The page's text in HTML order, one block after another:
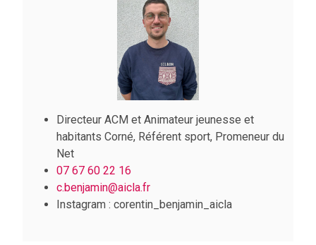
Directeur ACM et Animateur jeunesse et
habitants Corné, Référent sport, Promeneur du
Net
07 67 60 22 16
c.benjamin@aicla.fr
Instagram : corentin_benjamin_aicla